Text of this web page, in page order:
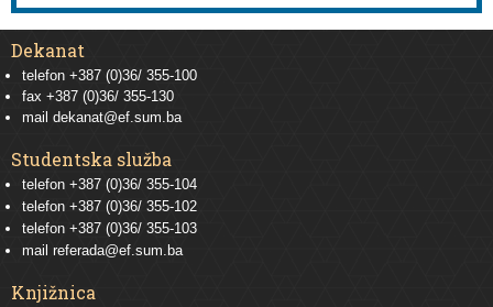
Dekanat
telefon +387 (0)36/ 355-100
fax +387 (0)36/ 355-130
mail dekanat@ef.sum.ba
Studentska služba
telefon +387 (0)36/ 355-104
telefon +387 (0)36/ 355-102
telefon +387 (0)36/ 355-103
mail referada@ef.sum.ba
Knjižnica